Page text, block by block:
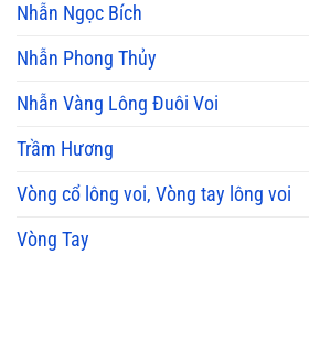
Nhẫn Ngọc Bích
Nhẫn Phong Thủy
Nhẫn Vàng Lông Đuôi Voi
Trầm Hương
Vòng cổ lông voi, Vòng tay lông voi
Vòng Tay